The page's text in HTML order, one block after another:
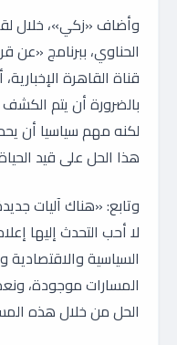
وأضاف «زكي»، خلال
الحناوي، ببرنامج
قناة القاهرة
بالضرورة أن يتم
لكنه مهم سياسيا أن
هذا الحل على قيد
وتابع: «هناك آليات
لا أحب التحدث إليها
السياسية
المسارات موجودة،
الحل من خلال هذه